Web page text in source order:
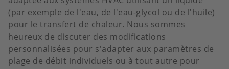
(par exemple de l'eau, de l'eau-glycol ou de l'huile)
pour le transfert de chaleur. Nous sommes
heureux de discuter des modifications
personnalisées pour s'adapter aux paramètres de
plage de débit individuels ou à tout autre pour